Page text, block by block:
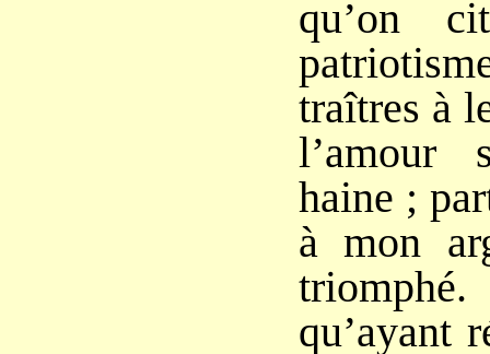
qu’on
traîtres à
l’amour
haine ;
à mon
qu’ayant